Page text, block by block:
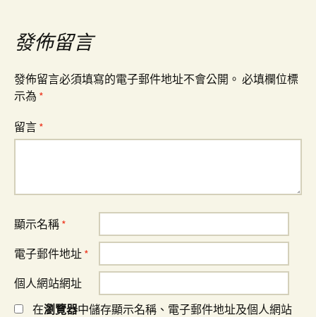
導
覽
發佈留言
發佈留言必須填寫的電子郵件地址不會公開。 必填欄位標
示為 *
留言 *
顯示名稱 *
電子郵件地址 *
個人網站網址
在瀏覽器中儲存顯示名稱、電子郵件地址及個人網站